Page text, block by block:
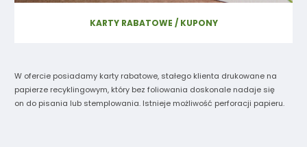
KARTY RABATOWE / KUPONY
W ofercie posiadamy karty rabatowe, stałego klienta drukowane na
papierze recyklingowym, który bez foliowania doskonale nadaje się
on do pisania lub stemplowania. Istnieje możliwość perforacji papieru.